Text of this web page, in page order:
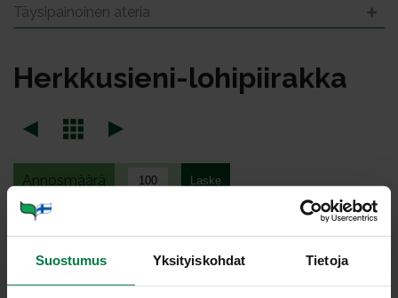
Suostumus Yksityiskohdat Tietoja
Täysipainoinen ateria
Herk­ku­sie­ni-lo­hi­pii­rak­ka
Annosmäärä
Ohje